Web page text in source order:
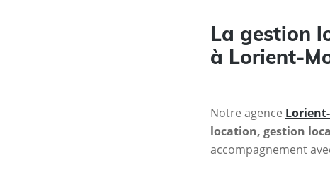
La gestion
à Lorient-
Notre agence
location, gestion
accompagnement